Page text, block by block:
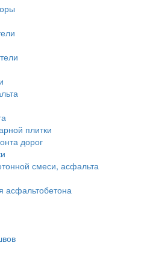
плитки
дорог
смеси, асфальта
асфальтобетона